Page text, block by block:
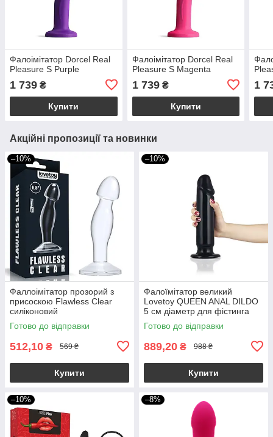
Фалоімітатор Dorcel Real
Pleasure S Purple
1 739 ₴
Купити
Фалоімітатор Dorcel Real
Pleasure S Magenta
1 739₴
Купити
1
Акційні пропозиції та новинки
–10%
Фаллоімітатор прозорий з
присоскою Flawless Clear
силіконовий
Готово до відправки
512,10 ₴ 569 ₴
Купити
–10%
Фалоїмітатор великий
Lovetoy QUEEN ANAL DILDO
5 см діаметр для фістинга
Готово до відправки
889,20 ₴ 988 ₴
Купити
–10% –8%